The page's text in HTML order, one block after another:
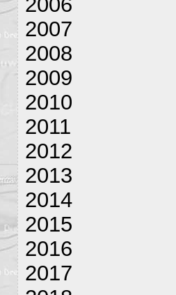
2007
2008
2009
2010
2011
2012
2013
2014
2015
2016
2017